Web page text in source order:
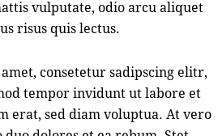
vulputate, odio arcu aliquet
risus quis lectus.
consetetur sadipscing elitr,
tempor invidunt ut labore et
erat, sed diam voluptua. At vero